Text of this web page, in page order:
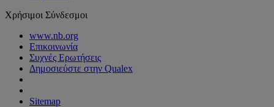
Χρήσιμοι Σύνδεσμοι
www.nb.org
Επικοινωνία
Συχνές Ερωτήσεις
Δημοσιεύστε στην Qualex
Sitemap